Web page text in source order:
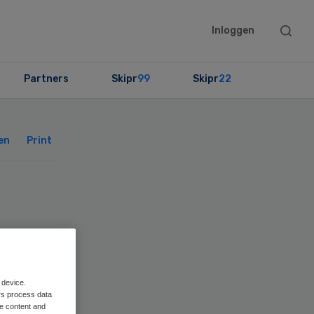
Inloggen
Search
Partners Skipr99 Skipr22
Print
process data
content and